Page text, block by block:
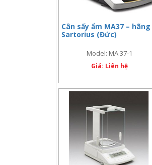
Cân sấy ẩm MA37 – hãng
Sartorius (Đức)
Model: MA 37-1
Giá: Liên hệ